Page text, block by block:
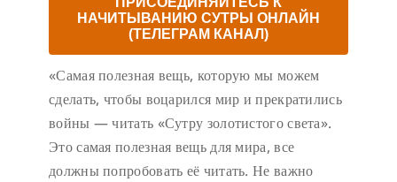
НАЧИТЫВАНИЮ СУТРЫ ОНЛАЙН
(ТЕЛЕГРАМ КАНАЛ)
«Самая полезная вещь, которую мы можем
сделать, чтобы воцарился мир и прекратились
войны — читать «Сутру золотистого света».
Это самая полезная вещь для мира, все
должны попробовать её читать. Не важно